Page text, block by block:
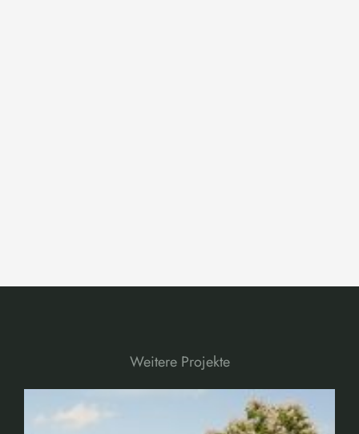
Weitere Projekte